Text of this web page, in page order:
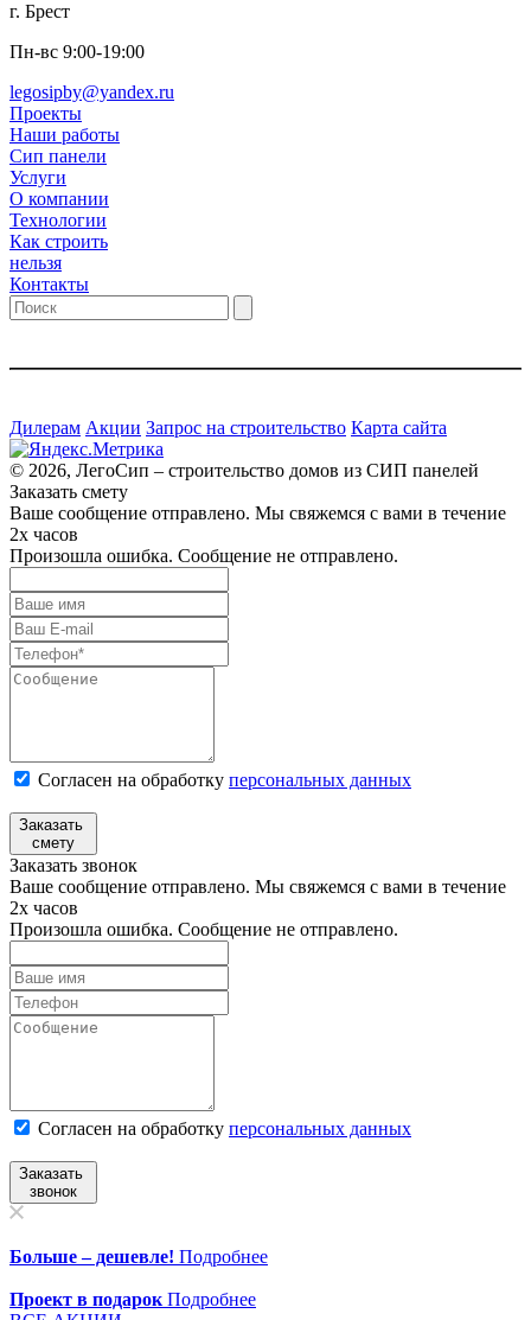
г. Брест
Пн-вс 9:00-19:00
legosipby@yandex.ru
Проекты
Наши работы
Сип панели
Услуги
О компании
Технологии
Как строить
нельзя
Контакты
Дилерам Акции Запрос на строительство Карта сайта
© 2026, ЛегоСип – строительство домов из СИП панелей
Заказать смету
Ваше сообщение отправлено. Мы свяжемся с вами в течение
2х часов
Произошла ошибка. Сообщение не отправлено.
Согласен на обработку персональных данных
Заказать
смету
Заказать звонок
Ваше сообщение отправлено. Мы свяжемся с вами в течение
2х часов
Произошла ошибка. Сообщение не отправлено.
Согласен на обработку персональныx данных
Заказать
звонок
Больше – дешевле! Подробнее
Проект в подарок Подробнее